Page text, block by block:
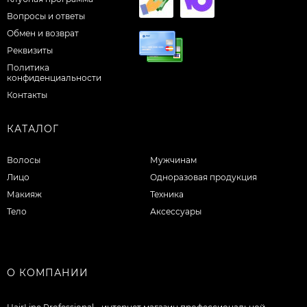
Вопросы и ответы
Обмен и возврат
Реквизиты
Политика
конфиденциальности
Контакты
КАТАЛОГ
Волосы
Лицо
Макияж
Тело
Мужчинам
Одноразовая продукция
Техника
Аксессуары
О КОМПАНИИ